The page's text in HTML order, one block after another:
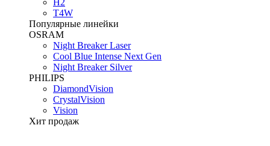
H2
T4W
Популярные линейки
OSRAM
Night Breaker Laser
Cool Blue Intense Next Gen
Night Breaker Silver
PHILIPS
DiamondVision
CrystalVision
Vision
Хит продаж